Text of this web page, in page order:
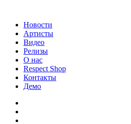
Новости
Артисты
Видео
Релизы
О нас
Respect Shop
Контакты
Демо